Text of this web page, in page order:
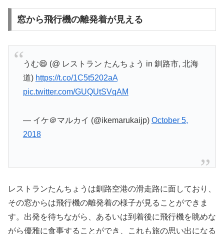
窓から飛行機の離発着が見える
うむ😄 (@ レストラン たんちょう in 釧路市, 北海
道) https://t.co/1C5t5202aA
pic.twitter.com/GUQUtSVqAM
— イケ＠マルカイ (@ikemarukaijp) October 5,
2018
レストランたんちょうは釧路空港の滑走路に面しており、
その窓からは飛行機の離発着の様子が見ることができま
す。出発を待ちながら、あるいは到着後に飛行機を眺めな
がら優雅に食事することができ、これも旅の思い出になる